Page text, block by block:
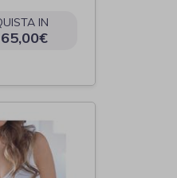
IN
65,00€